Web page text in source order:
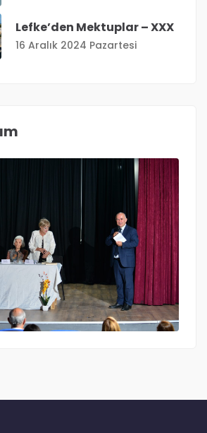
Lefke’den Mektuplar – XXX
16 Aralık 2024 Pazartesi